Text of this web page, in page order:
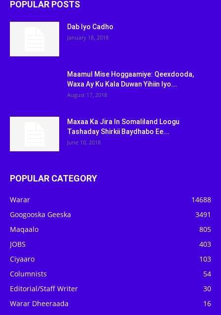
POPULAR POSTS
Dab Iyo Cadho
January 18, 2018
Maamul Mise Hoggaamiye: Qeexdooda,
Waxa Ay Ku Kala Duwan Yihiin Iyo...
August 17, 2018
Maxaa Ka Jira In Somaliland Loogu
Tashaday Shirkii Baydhabo Ee...
June 10, 2018
POPULAR CATEGORY
Warar
14688
Googooska Geeska
3491
Maqaalo
805
JOBS
403
Ciyaaro
103
Columnists
54
Editorial/Staff Writer
30
Warar Dheeraada
16